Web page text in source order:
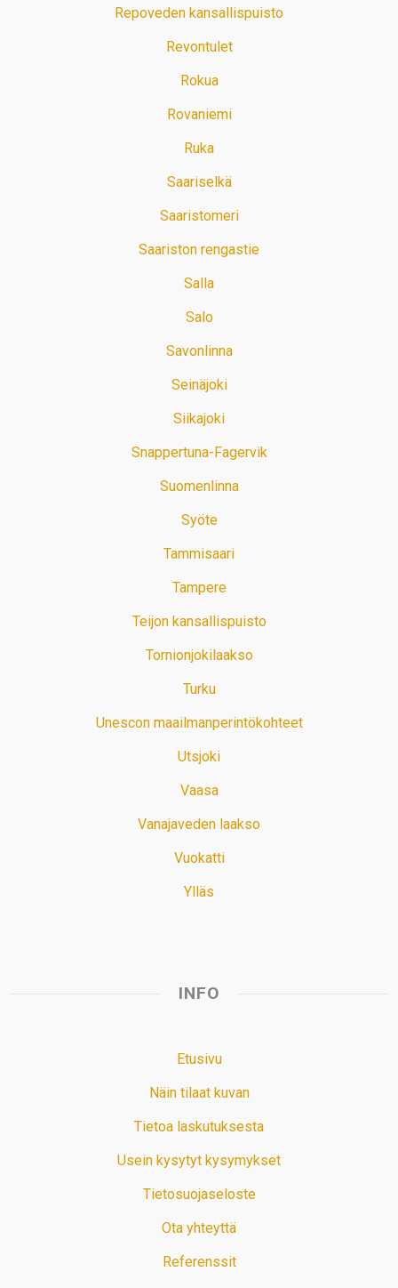
Repoveden kansallispuisto
Revontulet
Rokua
Rovaniemi
Ruka
Saariselkä
Saaristomeri
Saariston rengastie
Salla
Salo
Savonlinna
Seinäjoki
Siikajoki
Snappertuna-Fagervik
Suomenlinna
Syöte
Tammisaari
Tampere
Teijon kansallispuisto
Tornionjokilaakso
Turku
Unescon maailmanperintökohteet
Utsjoki
Vaasa
Vanajaveden laakso
Vuokatti
Ylläs
INFO
Etusivu
Näin tilaat kuvan
Tietoa laskutuksesta
Usein kysytyt kysymykset
Tietosuojaseloste
Ota yhteyttä
Referenssit